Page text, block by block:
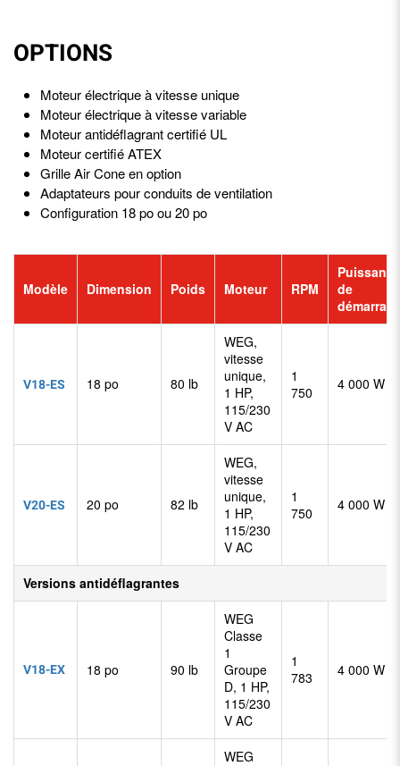
OPTIONS
Moteur électrique à vitesse unique
Moteur électrique à vitesse variable
Moteur antidéflagrant certifié UL
Moteur certifié ATEX
Grille Air Cone en option
Adaptateurs pour conduits de ventilation
Configuration 18 po ou 20 po
Modèle Dimension Poids Moteur RPM
Puissance
de
V18-ES 18 po 80 lb
WEG,
vitesse
unique,
1 HP,
115/230
V AC
1
750
4 000 W
V20-ES 20 po 82 lb
WEG,
vitesse
unique,
1 HP,
115/230
V AC
1
750
4 000 W
Versions antidéflagrantes
V18-EX 18 po 90 lb
WEG
Classe
1
Groupe
D, 1 HP,
115/230
V AC
1
783
4 000 W
WEG